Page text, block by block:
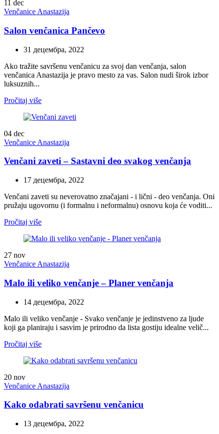
11 dec
Venčanice Anastazija
Salon venčanica Pančevo
31 децембра, 2022
Ako tražite savršenu venčanicu za svoj dan venčanja, salon
venčanica Anastazija je pravo mesto za vas. Salon nudi širok izbor
luksuznih...
Pročitaj više
04 dec
Venčanice Anastazija
Venčani zaveti – Sastavni deo svakog venčanja
17 децембра, 2022
Venčani zaveti su neverovatno značajani - i lični - deo venčanja. Oni
pružaju ugovornu (i formalnu i neformalnu) osnovu koja će voditi...
Pročitaj više
27 nov
Venčanice Anastazija
Malo ili veliko venčanje – Planer venčanja
14 децембра, 2022
Malo ili veliko venčanje - Svako venčanje je jedinstveno za ljude
koji ga planiraju i sasvim je prirodno da lista gostiju idealne velič...
Pročitaj više
20 nov
Venčanice Anastazija
Kako odabrati savršenu venčanicu
13 децембра, 2022